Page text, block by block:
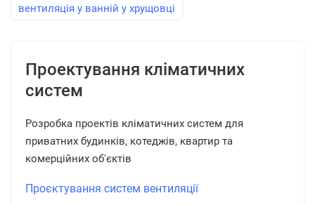
вентиляція у ванній у хрущовці
Проектування кліматичних
систем
Розробка проектів кліматичних систем для
приватних будинків, котеджів, квартир та
комерційних об'єктів
Проєктування систем вентиляції